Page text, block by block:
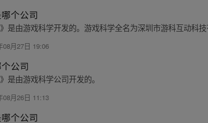
个公司
》是由游戏科学开发的。游戏科学全名为深圳市游科互动科
08月27日 19:06
公司
是由游戏科学公司开发的。
08月26日 11:13
个公司